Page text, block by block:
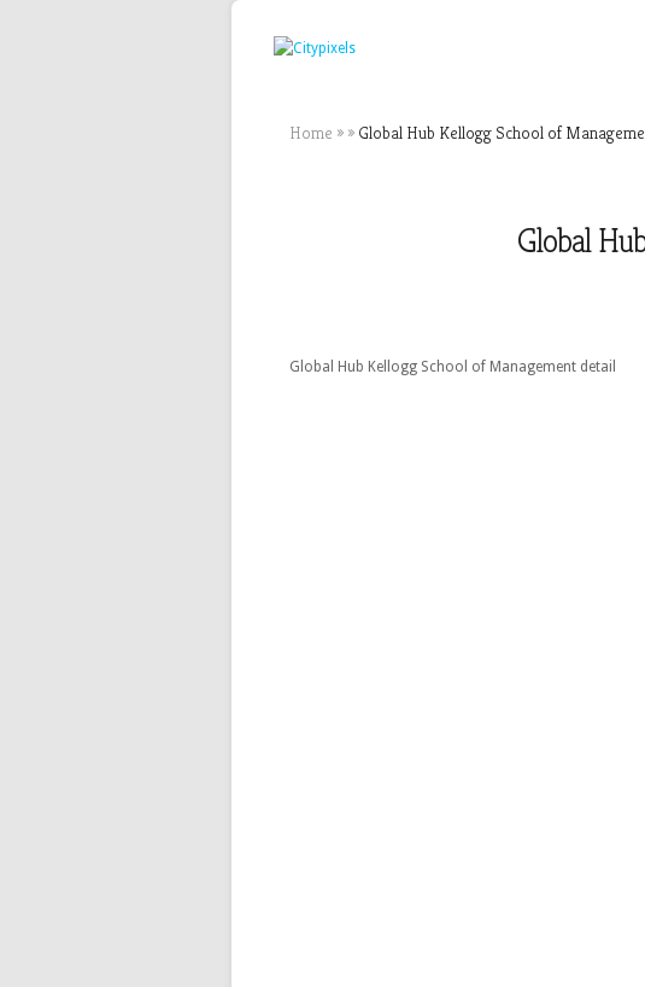
Home » » Global Hub Kellogg School of
Global
Global Hub Kellogg School of Management detail